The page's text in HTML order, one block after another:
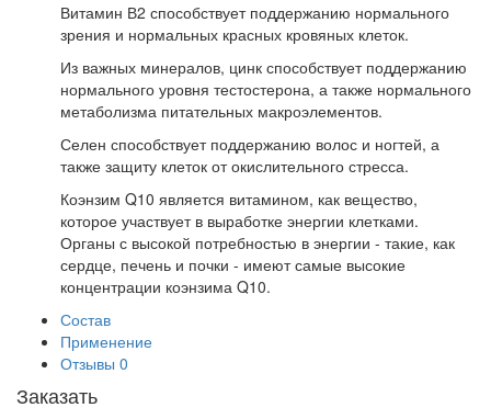
Витамин В2 способствует поддержанию нормального
зрения и нормальных красных кровяных клеток.
Из важных минералов, цинк способствует поддержанию
нормального уровня тестостерона, а также нормального
метаболизма питательных макроэлементов.
Селен способствует поддержанию волос и ногтей, а
также защиту клеток от окислительного стресса.
Коэнзим Q10 является витамином, как вещество,
которое участвует в выработке энергии клетками.
Органы с высокой потребностью в энергии - такие, как
сердце, печень и почки - имеют самые высокие
концентрации коэнзима Q10.
Состав
Применение
Отзывы 0
Заказать